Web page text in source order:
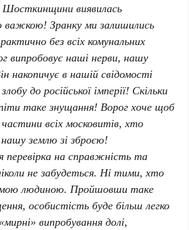
Шосткинщини виявилась
важкою! Зранку ми залишились
без всіх комунальних
випробовує наші нерви, нашу
накопичує в нашій свідомості
до російської імперії! Скільки
таке знущання! Ворог хоче щоб
всіх московитів, хто
землю зі зброєю!
перевірка на справжність та
не забудеться. Ні тими, хто
людиною. Пройшовши таке
особистість буде більш легко
випробування долі,